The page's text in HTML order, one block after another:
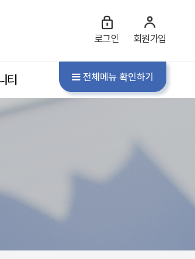
로그인 회원가입
티 전체메뉴 확인하기